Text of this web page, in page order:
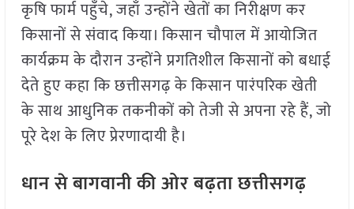
कृषि फार्म पहुँचे, जहाँ उन्होंने खेतों का निरीक्षण कर
किसानों से संवाद किया। किसान चौपाल में आयोजित
कार्यक्रम के दौरान उन्होंने प्रगतिशील किसानों को बधाई
देते हुए कहा कि छत्तीसगढ़ के किसान पारंपरिक खेती
के साथ आधुनिक तकनीकों को तेजी से अपना रहे हैं, जो
पूरे देश के लिए प्रेरणादायी है।
धान से बागवानी की ओर बढ़ता छत्तीसगढ़